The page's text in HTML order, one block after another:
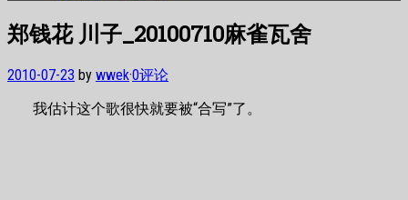
郑钱花 川子_20100710麻雀瓦舍
2010-07-23 by wwek·0评论
我估计这个歌很快就要被“合写”了。